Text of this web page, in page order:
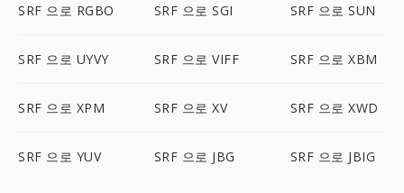
SRF 으로 RGBO SRF 으로 SGI SRF 으로 SUN
SRF 으로 UYVY SRF 으로 VIFF SRF 으로 XBM
SRF 으로 XPM SRF 으로 XV SRF 으로 XWD
SRF 으로 YUV SRF 으로 JBG SRF 으로 JBIG